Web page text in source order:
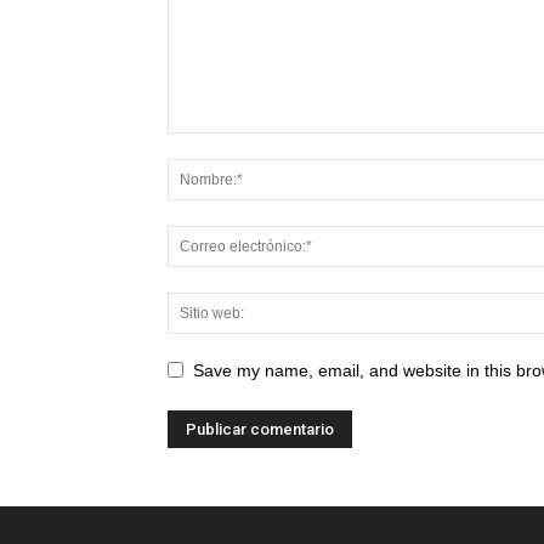
Save my name, email, and website in this